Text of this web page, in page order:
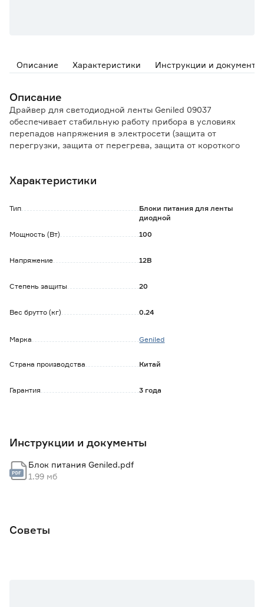
Описание Характеристики Инструкции и документы
Описание
Драйвер для светодиодной ленты Geniled 09037
обеспечивает стабильную работу прибора в условиях
перепадов напряжения в электросети (защита от
перегрузки, защита от перегрева, защита от короткого
эффективность работы светодиода.
Компактный корпус изготовлен из прочного и надёжного
алюминия, что обеспечивает защиту от механического
Прибор с пассивным охлаждением работает без шума и
надежный теплоотвод.
Технические характеристики:
- диапазон рабочих температур: от - 30°С до + 50°C.
Характеристики
Тип
Блоки питания для ленты
диодной
Мощность (Вт)
100
Напряжение 12В
Степень защиты 20
Вес брутто (кг) 0.24
Марка Geniled
Страна производства Китай
Гарантия 3 года
Инструкции и документы
Блок питания Geniled.pdf
1.99 мб
Советы